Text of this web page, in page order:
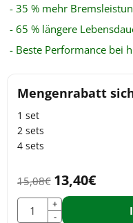
- 35 % mehr
- 65 % längere
- Beste Performance bei
15,08€ 13,40€
Anzahl
+
-